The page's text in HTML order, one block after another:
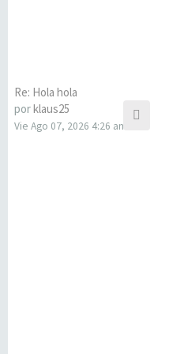
Re: Hola hola
porklaus25
Vie Ago 07, 2026 4:26 am